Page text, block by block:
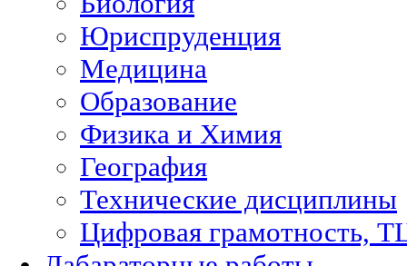
Юриспруденция
Медицина
Образование
Физика и Химия
География
Технические дисциплины
Цифровая грамотность,